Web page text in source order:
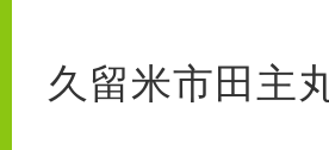
久留米市田主